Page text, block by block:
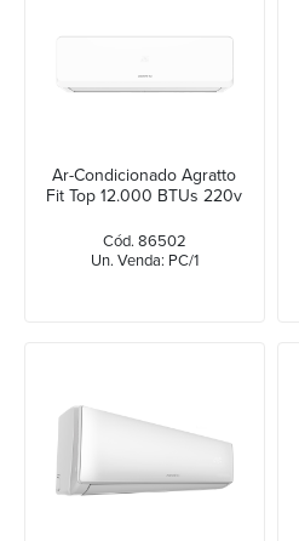
Ar-Condicionado Agratto
Fit Top 12.000 BTUs 220v
Cód. 86502
Un. Venda: PC/1